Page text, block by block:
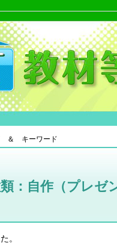
＆ キーワード
：自作（プレ
。